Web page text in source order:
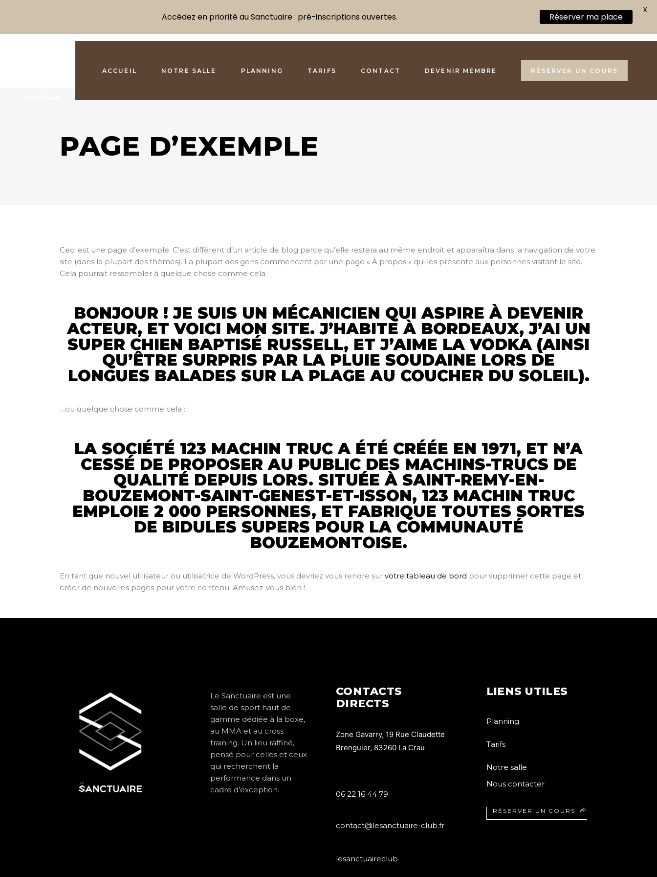
ACCUEIL NOTRE SALLE PLANNING TARIFS CONTACT DEVENIR MEMBRE RÉSERVER UN COURS
PAGE D’EXEMPLE
Ceci est une page d’exemple. C’est différent d’un article de blog parce qu’elle restera au même endroit et apparaîtra dans la navigation de votre
site (dans la plupart des thèmes). La plupart des gens commencent par une page « À propos » qui les présente aux personnes visitant le site.
Cela pourrait ressembler à quelque chose comme cela :
BONJOUR ! JE SUIS UN MÉCANICIEN QUI ASPIRE À DEVENIR
ACTEUR, ET VOICI MON SITE. J’HABITE À BORDEAUX, J’AI UN
SUPER CHIEN BAPTISÉ RUSSELL, ET J’AIME LA VODKA (AINSI
QU’ÊTRE SURPRIS PAR LA PLUIE SOUDAINE LORS DE
LONGUES BALADES SUR LA PLAGE AU COUCHER DU SOLEIL).
…ou quelque chose comme cela :
LA SOCIÉTÉ 123 MACHIN TRUC A ÉTÉ CRÉÉE EN 1971, ET N’A
CESSÉ DE PROPOSER AU PUBLIC DES MACHINS-TRUCS DE
QUALITÉ DEPUIS LORS. SITUÉE À SAINT-REMY-EN-
BOUZEMONT-SAINT-GENEST-ET-ISSON, 123 MACHIN TRUC
EMPLOIE 2 000 PERSONNES, ET FABRIQUE TOUTES SORTES
DE BIDULES SUPERS POUR LA COMMUNAUTÉ
BOUZEMONTOISE.
En tant que nouvel utilisateur ou utilisatrice de WordPress, vous devriez vous rendre sur votre tableau de bord pour supprimer cette page et
créer de nouvelles pages pour votre contenu. Amusez-vous bien !
Le Sanctuaire est une
salle de sport haut de
gamme dédiée à la boxe,
au MMA et au cross
training. Un lieu raffiné,
pensé pour celles et ceux
qui recherchent la
performance dans un
cadre d’exception.
CONTACTS
DIRECTS
Zone Gavarry, 19 Rue Claudette
Brenguier, 83260 La Crau
06 22 16 44 79
contact@lesanctuaire-club.fr
lesanctuaireclub
LIENS UTILES
Planning
Tarifs
Notre salle
Nous contacter
RÉSERVER UN COURS
Accédez en priorité au Sanctuaire : pré-inscriptions ouvertes. Réserver ma place
X